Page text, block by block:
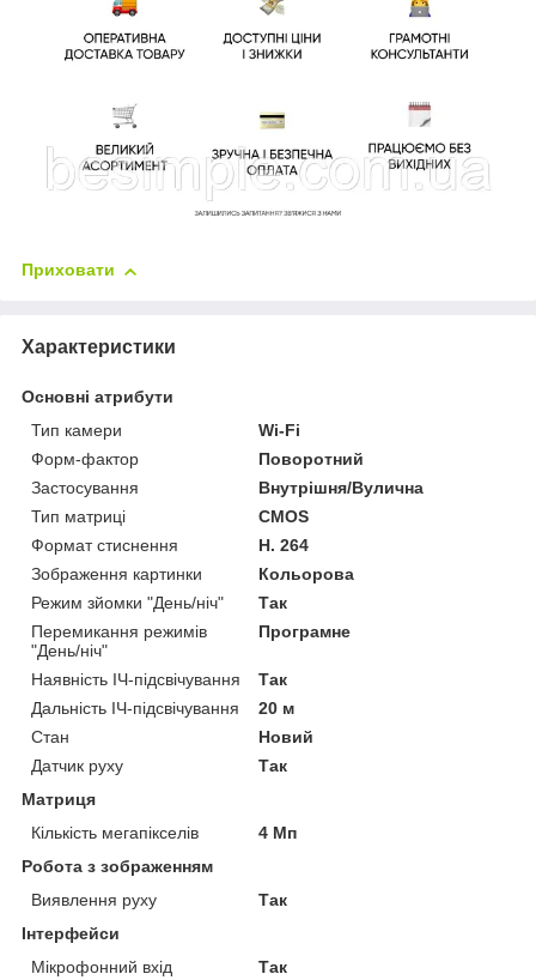
Приховати
Характеристики
Основні атрибути
Тип камери
Wi-Fi
Форм-фактор
Поворотний
Застосування
Внутрішня/Вулична
Тип матриці
CMOS
Формат стиснення
H. 264
Зображення картинки
Кольорова
Режим зйомки "День/ніч"
Так
Перемикання режимів
"День/ніч"
Програмне
Наявність ІЧ-підсвічування
Так
Дальність ІЧ-підсвічування
20 м
Стан
Новий
Датчик руху
Так
Матриця
Кількість мегапікселів
4 Мп
Робота з зображенням
Виявлення руху
Так
Інтерфейси
Мікрофонний вхід
Так